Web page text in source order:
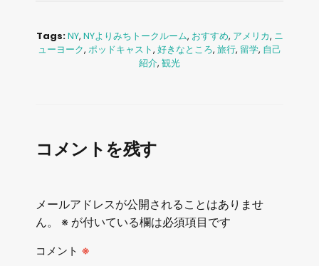
Tags:NY, NYよりみちトークルーム, おすすめ, アメリカ, ニ
ューヨーク, ポッドキャスト, 好きなところ, 旅行, 留学, 自己
紹介, 観光
コメントを残す
メールアドレスが公開されることはありませ
ん。
※が付いている欄は必須項目です
コメント ※